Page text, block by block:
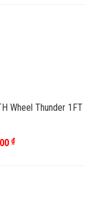
Wheel Thunder 1FT
₫Khoảng